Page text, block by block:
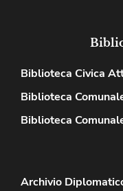
Biblioteca Civica
Biblioteca
Biblioteca
Archivio